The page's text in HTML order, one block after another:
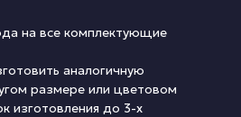
на все комплектующие
аналогичную
размере или цветовом
изготовления до 3-х